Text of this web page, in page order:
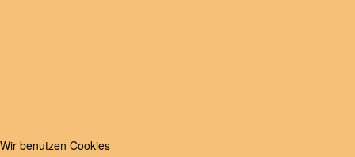
Wir benutzen Cookies